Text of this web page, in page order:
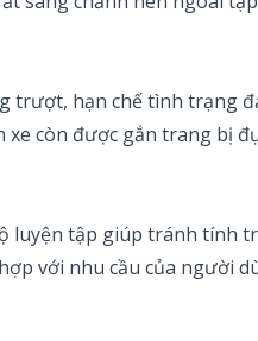
trượt, hạn chế tình trạng
còn được gắn trang bị
luyện tập giúp tránh tính
với nhu cầu của người